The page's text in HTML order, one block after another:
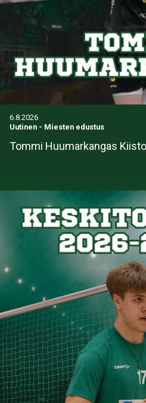
6.8.2026
Uutinen - Miesten edustus
Tommi Huumarkangas